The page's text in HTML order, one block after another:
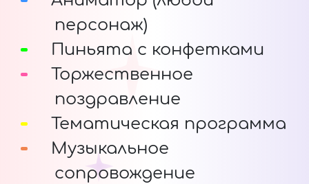
персонаж)
Пиньята с конфетками
Торжественное
поздравление
Тематическая программа
Музыкальное
сопровождение